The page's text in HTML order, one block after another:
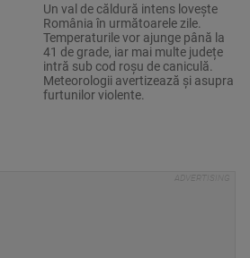
Un val de căldură intens lovește
România în următoarele zile.
Temperaturile vor ajunge până la
41 de grade, iar mai multe județe
intră sub cod roșu de caniculă.
Meteorologii avertizează și asupra
furtunilor violente.